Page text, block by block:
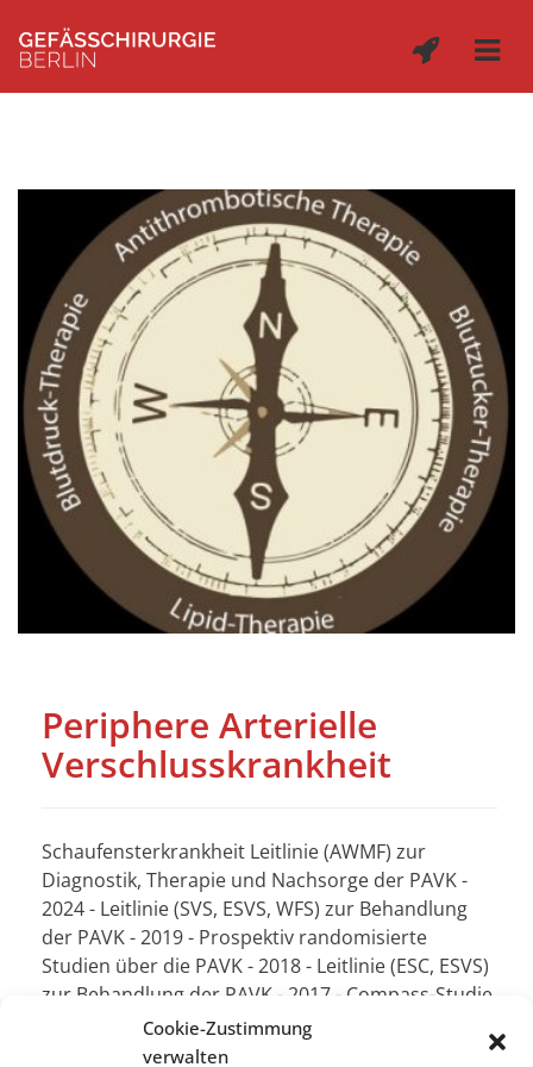
Cookie-Zustimmung
verwalten
Periphere Arterielle
Verschlusskrankheit
Schaufensterkrankheit Leitlinie (AWMF) zur
Diagnostik, Therapie und Nachsorge der PAVK -
2024 - Leitlinie (SVS, ESVS, WFS) zur Behandlung
der PAVK - 2019 - Prospektiv randomisierte
Studien über die PAVK - 2018 - Leitlinie (ESC, ESVS)
zur Behandlung der PAVK - 2017 - Compass-Studie
- NEJM 2017 - Leitlinie (AHA, ACC) zur Behandlung
der PAVK [...]